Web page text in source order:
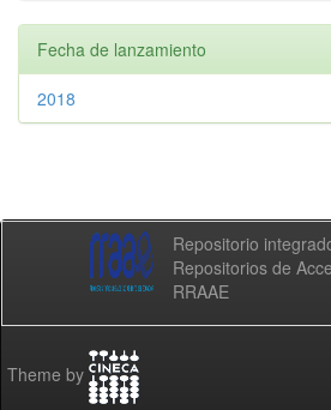
Fecha de lanzamiento
2018
Repositorio
Repositorios de
RRAAE
Theme by